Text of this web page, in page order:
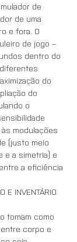
de
de uma
e fora. O
de jogo –
dentro do
do
do
o
modulações
(justo meio
e a simetria) e
a eficiência
E INVENTÁRIO
tomam como
corpo e